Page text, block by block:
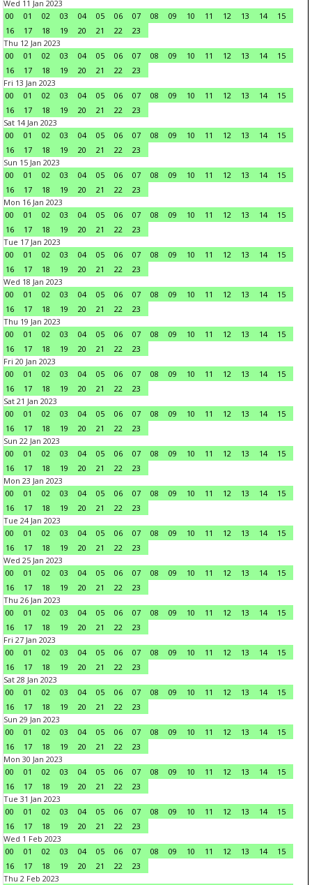
Wed 11 Jan 2023
00
01 02 03 04 05 06 07 08 09 10 11 12 13 14
15
16
17 18 19 20 21 22
23
Thu 12 Jan 2023
00
01 02 03 04 05 06 07 08 09 10 11 12 13 14
15
16
17 18 19 20 21 22
23
Fri 13 Jan 2023
00
01 02 03 04 05 06 07 08 09 10 11 12 13 14
15
16
17 18 19 20 21 22
23
Sat 14 Jan 2023
00
01 02 03 04 05 06 07 08 09 10 11 12 13 14
15
16
17 18 19 20 21 22
23
Sun 15 Jan 2023
00
01 02 03 04 05 06 07 08 09 10 11 12 13 14
15
16
17 18 19 20 21 22
23
Mon 16 Jan 2023
00
01 02 03 04 05 06 07 08 09 10 11 12 13 14
15
16
17 18 19 20 21 22
23
Tue 17 Jan 2023
00
01 02 03 04 05 06 07 08 09 10 11 12 13 14
15
16
17 18 19 20 21 22
23
Wed 18 Jan 2023
00
01 02 03 04 05 06 07 08 09 10 11 12 13 14
15
16
17 18 19 20 21 22
23
Thu 19 Jan 2023
00
01 02 03 04 05 06 07 08 09 10 11 12 13 14
15
16
17 18 19 20 21 22
23
Fri 20 Jan 2023
00
01 02 03 04 05 06 07 08 09 10 11 12 13 14
15
16
17 18 19 20 21 22
23
Sat 21 Jan 2023
00
01 02 03 04 05 06 07 08 09 10 11 12 13 14
15
16
17 18 19 20 21 22
23
Sun 22 Jan 2023
00
01 02 03 04 05 06 07 08 09 10 11 12 13 14
15
16
17 18 19 20 21 22
23
Mon 23 Jan 2023
00
01 02 03 04 05 06 07 08 09 10 11 12 13 14
15
16
17 18 19 20 21 22
23
Tue 24 Jan 2023
00
01 02 03 04 05 06 07 08 09 10 11 12 13 14
15
16
17 18 19 20 21 22
23
Wed 25 Jan 2023
00
01 02 03 04 05 06 07 08 09 10 11 12 13 14
15
16
17 18 19 20 21 22
23
Thu 26 Jan 2023
00
01 02 03 04 05 06 07 08 09 10 11 12 13 14
15
16
17 18 19 20 21 22
23
Fri 27 Jan 2023
00
01 02 03 04 05 06 07 08 09 10 11 12 13 14
15
16
17 18 19 20 21 22
23
Sat 28 Jan 2023
00
01 02 03 04 05 06 07 08 09 10 11 12 13 14
15
16
17 18 19 20 21 22
23
Sun 29 Jan 2023
00
01 02 03 04 05 06 07 08 09 10 11 12 13 14
15
16
17 18 19 20 21 22
23
Mon 30 Jan 2023
00
01 02 03 04 05 06 07 08 09 10 11 12 13 14
15
16
17 18 19 20 21 22
23
Tue 31 Jan 2023
00
01 02 03 04 05 06 07 08 09 10 11 12 13 14
15
16
17 18 19 20 21 22
23
Wed 1 Feb 2023
00
01 02 03 04 05 06 07 08 09 10 11 12 13 14
15
16
17 18 19 20 21 22
23
Thu 2 Feb 2023